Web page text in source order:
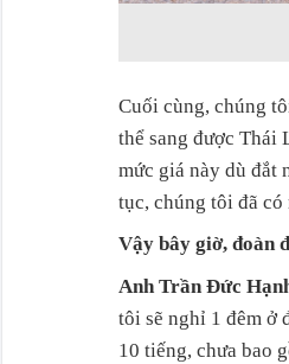
Cuối cùng, chúng
thể sang được Thái
mức giá này dù đắt
tục, chúng tôi đã
Vậy bây giờ, đoàn
Anh Trần Đức
tôi sẽ nghỉ 1 đêm ở
10 tiếng, chưa bao